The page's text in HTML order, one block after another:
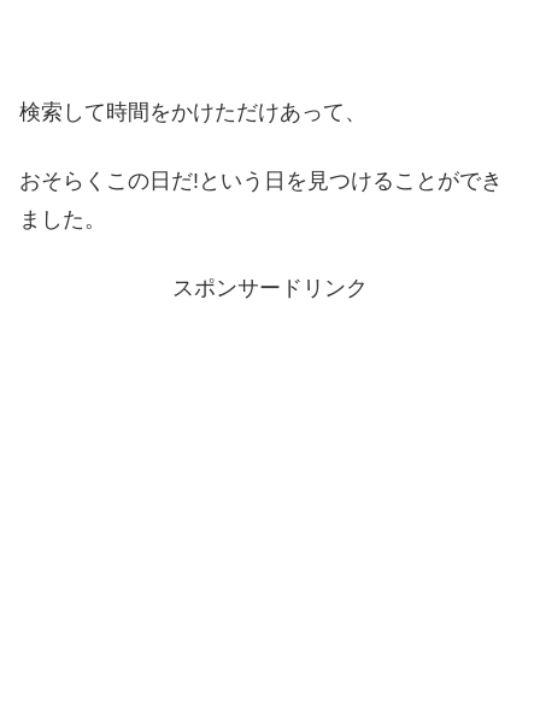
検索して時間をかけただけあって、
おそらくこの日だ!という日を見つけることができ
ました。
スポンサードリンク